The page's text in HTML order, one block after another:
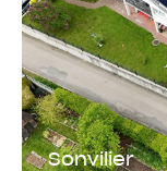
Sonvilier